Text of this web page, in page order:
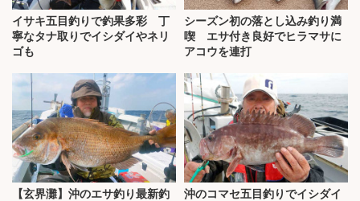
イサキ五目釣りで釣果多彩 丁
寧なタナ取りでイシダイやネリ
ゴも
シーズン初の落とし込み釣り満
喫 エサ付き良好でヒラマサに
アコウを連打
【玄界灘】沖のエサ釣り最新釣
沖のコマセ五目釣りでイシダイ